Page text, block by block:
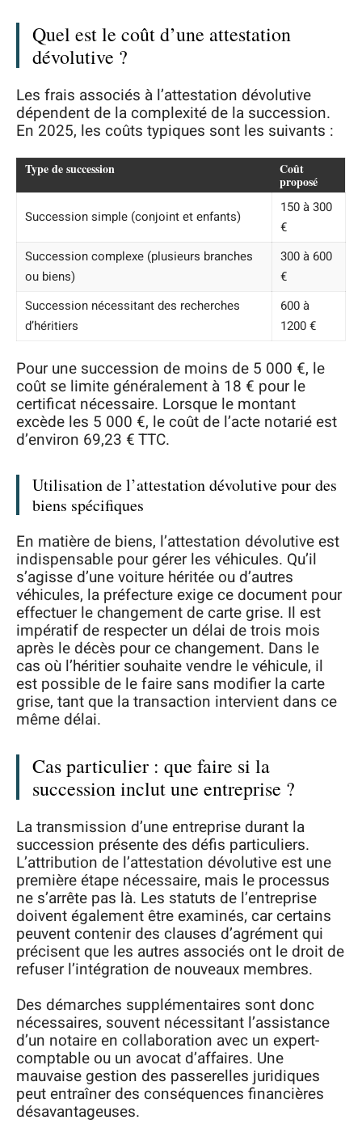
Quel est le coût d’une attestation
dévolutive ?
Les frais associés à l’attestation dévolutive
dépendent de la complexité de la succession.
En 2025, les coûts typiques sont les suivants :
Type de succession Coût
proposé
Succession simple (conjoint et enfants)
150 à 300
€
Succession complexe (plusieurs branches
ou biens)
300 à 600
€
Succession nécessitant des recherches
d’héritiers
600 à
1200 €
Pour une succession de moins de 5 000 €, le
coût se limite généralement à 18 € pour le
certificat nécessaire. Lorsque le montant
excède les 5 000 €, le coût de l’acte notarié est
d’environ 69,23 € TTC.
Utilisation de l’attestation dévolutive pour des
biens spécifiques
En matière de biens, l’attestation dévolutive est
indispensable pour gérer les véhicules. Qu’il
s’agisse d’une voiture héritée ou d’autres
véhicules, la préfecture exige ce document pour
effectuer le changement de carte grise. Il est
impératif de respecter un délai de trois mois
après le décès pour ce changement. Dans le
cas où l’héritier souhaite vendre le véhicule, il
est possible de le faire sans modifier la carte
grise, tant que la transaction intervient dans ce
même délai.
Cas particulier : que faire si la
succession inclut une entreprise ?
La transmission d’une entreprise durant la
succession présente des défis particuliers.
L’attribution de l’attestation dévolutive est une
première étape nécessaire, mais le processus
ne s’arrête pas là. Les statuts de l’entreprise
doivent également être examinés, car certains
peuvent contenir des clauses d’agrément qui
précisent que les autres associés ont le droit de
refuser l’intégration de nouveaux membres.
Des démarches supplémentaires sont donc
nécessaires, souvent nécessitant l’assistance
d’un notaire en collaboration avec un expert-
comptable ou un avocat d’affaires. Une
mauvaise gestion des passerelles juridiques
peut entraîner des conséquences financières
désavantageuses.